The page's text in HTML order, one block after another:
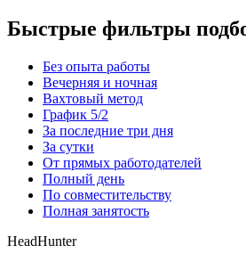
Быстрые фильтры
Без опыта работы
Вечерняя и ночная
Вахтовый метод
График 5/2
За последние три дня
За сутки
От прямых работодателей
Полный день
По совместительству
Полная занятость
HeadHunter